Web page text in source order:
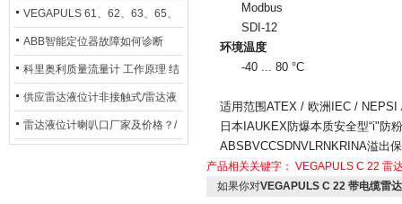
VEGAPULS 61、62、63、65、
66在化工行业中的应用
ABB智能定位器故障如何诊断
科里奥利质量流量计 工作原理 结
构特点 选用安装使用
供应雷达液位计非接触式/雷达液
位计厂家
雷达液位计喇叭口厂家及价格？/
Modbus
SDI-12
环境温度
-40 ... 80 °C
适用范围ATEX / 欧洲IEC /
日本IAUKEX防爆本质安全型“i"防
ABSBVCCSDNVLRNKRINA溢出
产品相关关键字： VEGAPULS C 22 雷
如果你对VEGAPULS C 22 带电缆雷